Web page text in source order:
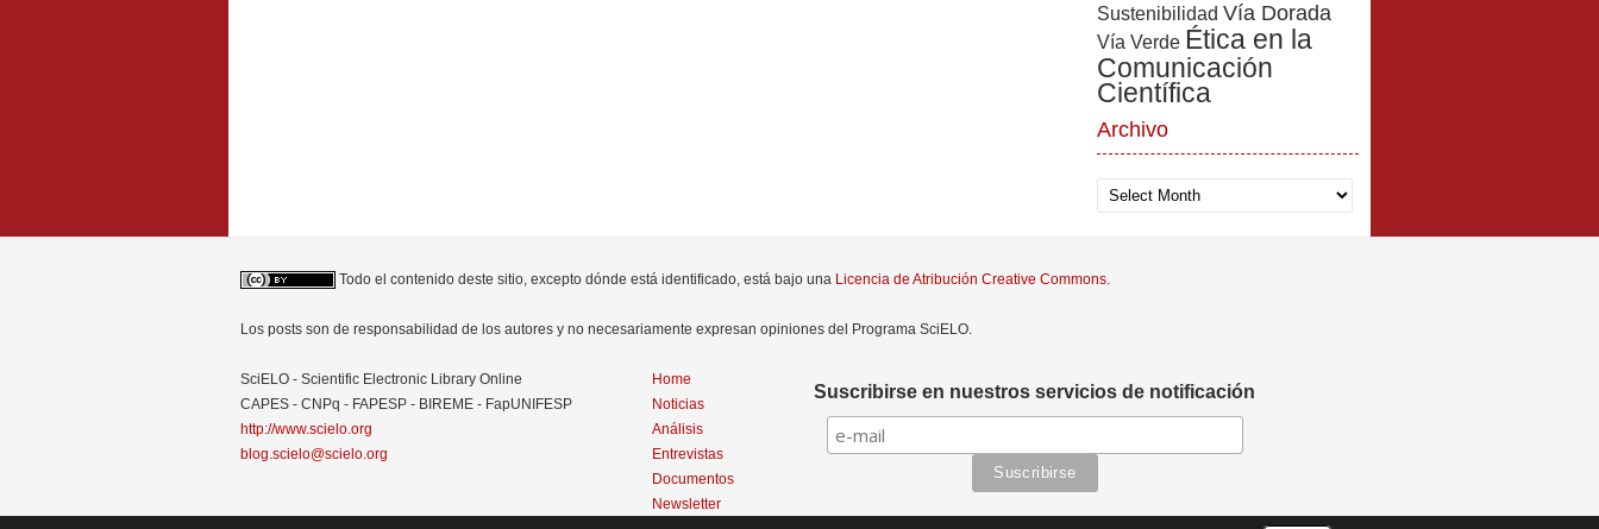
Sustenibilidad Vía Dorada
Vía Verde Ética en la
Comunicación
Científica
Archivo
Archivo
Todo el contenido deste sitio, excepto dónde está identificado, está bajo una Licencia de Atribución Creative Commons.
Los posts son de responsabilidad de los autores y no necesariamente expresan opiniones del Programa SciELO.
SciELO - Scientific Electronic Library Online
CAPES - CNPq - FAPESP - BIREME - FapUNIFESP
http://www.scielo.org
blog.scielo@scielo.org
Home
Noticias
Análisis
Entrevistas
Documentos
Newsletter
Suscribirse en nuestros servicios de notificación